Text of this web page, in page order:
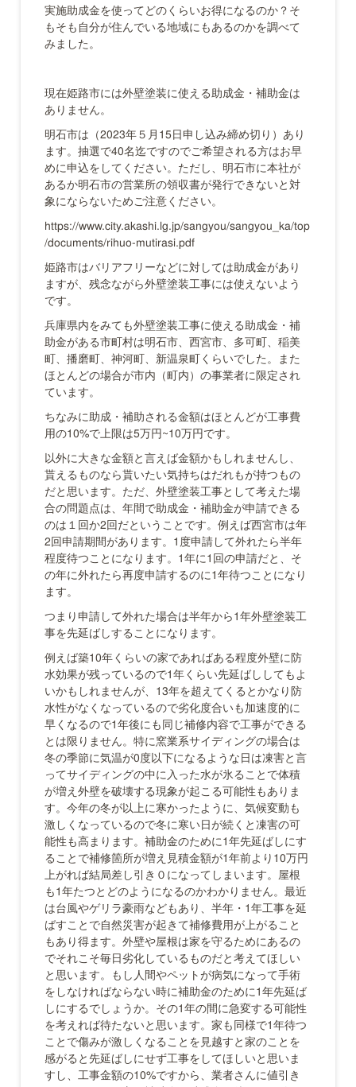
実施助成金を使ってどのくらいお得になるのか？そ
もそも自分が住んでいる地域にもあるのかを調べて
みました。
現在姫路市には外壁塗装に使える助成金・補助金は
ありません。
明石市は（2023年５月15日申し込み締め切り）あり
ます。抽選で40名迄ですのでご希望される方はお早
めに申込をしてください。ただし、明石市に本社が
あるか明石市の営業所の領収書が発行できないと対
象にならないためご注意ください。
https://www.city.akashi.lg.jp/sangyou/sangyou_ka/top
/documents/rihuo-mutirasi.pdf
姫路市はバリアフリーなどに対しては助成金があり
ますが、残念ながら外壁塗装工事には使えないよう
です。
兵庫県内をみても外壁塗装工事に使える助成金・補
助金がある市町村は明石市、西宮市、多可町、稲美
町、播磨町、神河町、新温泉町くらいでした。また
ほとんどの場合が市内（町内）の事業者に限定され
ています。
ちなみに助成・補助される金額はほとんどが工事費
用の10%で上限は5万円~10万円です。
以外に大きな金額と言えば金額かもしれませんし、
貰えるものなら貰いたい気持ちはだれもが持つもの
だと思います。ただ、外壁塗装工事として考えた場
合の問題点は、年間で助成金・補助金が申請できる
のは１回か2回だということです。例えば西宮市は年
2回申請期間があります。1度申請して外れたら半年
程度待つことになります。1年に1回の申請だと、そ
の年に外れたら再度申請するのに1年待つことになり
ます。
つまり申請して外れた場合は半年から1年外壁塗装工
事を先延ばしすることになります。
例えば築10年くらいの家であればある程度外壁に防
水効果が残っているので1年くらい先延ばししてもよ
いかもしれませんが、13年を超えてくるとかなり防
水性がなくなっているので劣化度合いも加速度的に
早くなるので1年後にも同じ補修内容で工事ができる
とは限りません。特に窯業系サイディングの場合は
冬の季節に気温が0度以下になるような日は凍害と言
ってサイディングの中に入った水が氷ることで体積
が増え外壁を破壊する現象が起こる可能性もありま
す。今年の冬が以上に寒かったように、気候変動も
激しくなっているので冬に寒い日が続くと凍害の可
能性も高まります。補助金のために1年先延ばしにす
ることで補修箇所が増え見積金額が1年前より10万円
上がれば結局差し引き０になってしまいます。屋根
も1年たつとどのようになるのかわかりません。最近
は台風やゲリラ豪雨などもあり、半年・1年工事を延
ばすことで自然災害が起きて補修費用が上がること
もあり得ます。外壁や屋根は家を守るためにあるの
でそれこそ毎日劣化しているものだと考えてほしい
と思います。もし人間やペットが病気になって手術
をしなければならない時に補助金のために1年先延ば
しにするでしょうか。その1年の間に急変する可能性
を考えれば待たないと思います。家も同様で1年待つ
ことで傷みが激しくなることを見越すと家のことを
感がると先延ばしにせず工事をしてほしいと思いま
すし、工事金額の10%ですから、業者さんに値引き